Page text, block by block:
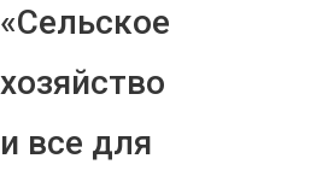
«Сельское
хозяйство
и все для